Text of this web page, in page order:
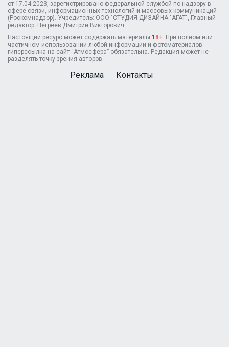
от 17.04.2023, зарегистрировано федеральной службой по надзору в
сфере связи, информационных технологий и массовых коммуникаций
(Роскомнадзор). Учредитель: ООО "СТУДИЯ ДИЗАЙНА "АГАТ", Главный
редактор: Негреев Дмитрий Викторович
Настоящий ресурс может содержать материалы 18+. При полном или
частичном использовании любой информации и фотоматериалов
гиперссылка на сайт “Атмосфера” обязательна. Редакция может не
разделять точку зрения авторов.
Реклама Контакты